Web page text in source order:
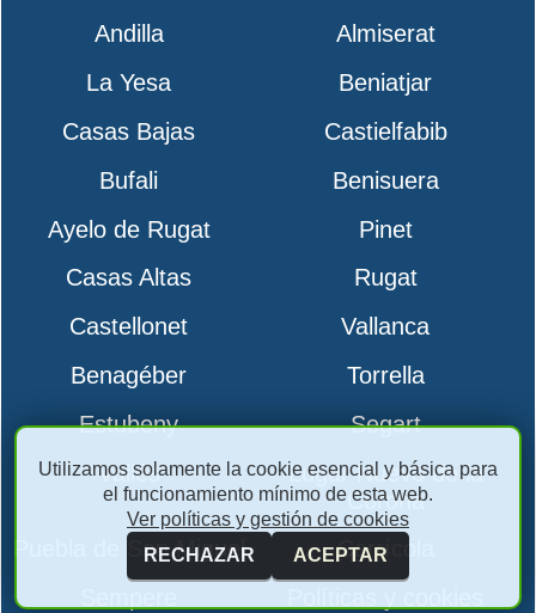
Andilla
Almiserat
La Yesa
Beniatjar
Casas Bajas
Castielfabib
Bufali
Benisuera
Ayelo de Rugat
Pinet
Casas Altas
Rugat
Castellonet
Vallanca
Benagéber
Torrella
Estubeny
Segart
Vallés
Lugar Nuevo de la
Corona
Puebla de San Miguel
Carrícola
Utilizamos solamente la cookie esencial y básica para
el funcionamiento mínimo de esta web.
Ver políticas y gestión de cookies
RECHAZAR
ACEPTAR